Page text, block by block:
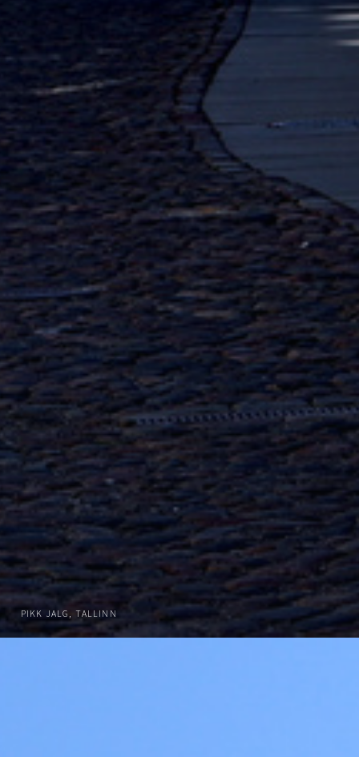
PIKK JALG, TALLINN